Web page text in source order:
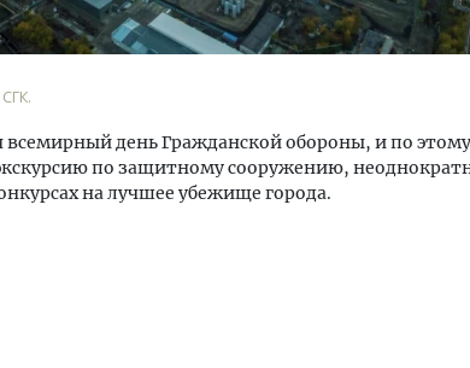
всемирный день Гражданской обороны, и по
по защитному сооружению,
на лучшее убежище города.
код начинается с
крупноформатными
Смелость архитектурных
Генеральный директор